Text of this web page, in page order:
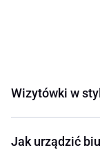
Wizytówki w
Jak urządzić